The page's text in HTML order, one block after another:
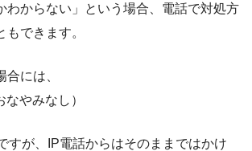
わからない」という場合、電話で対処方
できます。
には、
なやみなし）
すが、IP電話からはそのままではかけ